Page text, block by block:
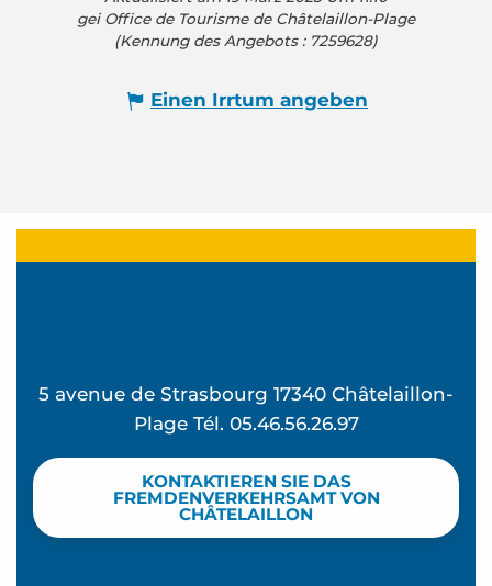
gei Office de Tourisme de Châtelaillon-Plage
(Kennung des Angebots : 7259628)
Einen Irrtum angeben
5 avenue de Strasbourg 17340 Châtelaillon-
Plage Tél. 05.46.56.26.97
KONTAKTIEREN SIE DAS
FREMDENVERKEHRSAMT VON
CHÂTELAILLON